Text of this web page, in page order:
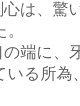
よう
覗い
いる所為